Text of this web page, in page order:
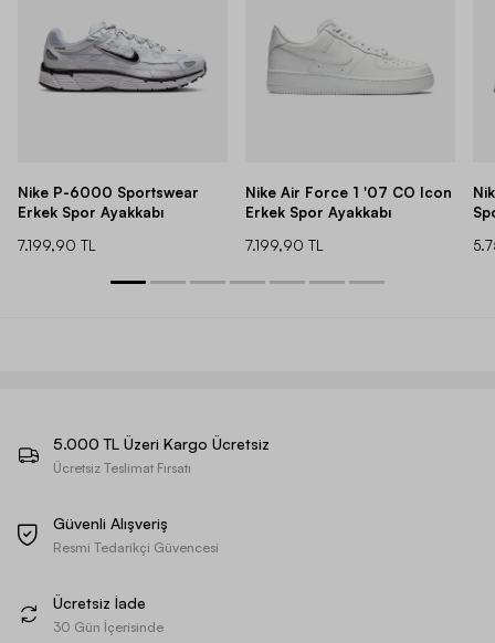
Nike P-6000 Sportswear
Erkek Spor Ayakkabı
7.199,90 TL
Nike Air Force 1 '07 CO Icon
Erkek Spor Ayakkabı
7.199,90 TL
5.000 TL Üzeri Kargo Ücretsiz
Ücretsiz Teslimat Fırsatı
Güvenli Alışveriş
Resmi Tedarikçi Güvencesi
Ücretsiz İade
30 Gün İçerisinde